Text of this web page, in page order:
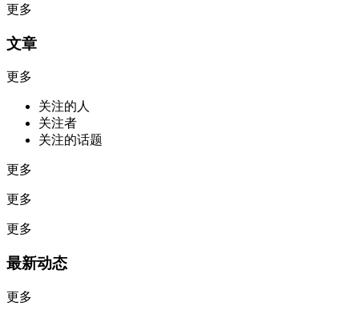
更多
文章
更多
关注的人
关注者
关注的话题
更多
更多
更多
最新动态
更多